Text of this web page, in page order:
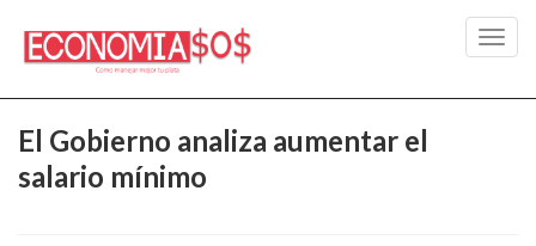
El Gobierno analiza aumentar el
salario mínimo